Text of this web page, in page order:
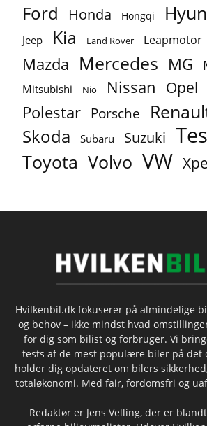
Ford Honda Hongqi
Jeep Kia Land Rover Leapmotor
Mazda Mercedes MG
Mitsubishi Nio Nissan Opel
Polestar Porsche
Skoda Subaru Suzuki
Toyota Volvo VW
Hvilkenbil.dk fokuserer på almindelige
og behov – ikke mindst hvad
for dig som bilist og forbruger. Vi
tests af de mest populære biler på det
holder dig opdateret om bilers
totaløkonomi. Med fair, fordomsfri og
Redaktør er Jens Velling, der er